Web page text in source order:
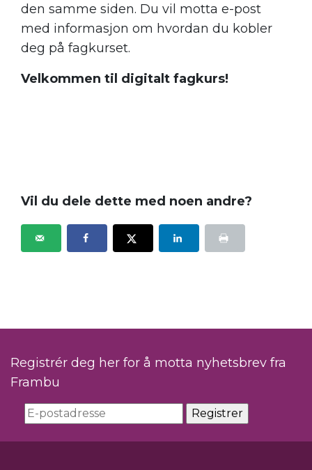
den samme siden. Du vil motta e-post
med informasjon om hvordan du kobler
deg på fagkurset.
Velkommen til digitalt fagkurs!
Vil du dele dette med noen andre?
Registrér deg her for å motta nyhetsbrev fra
Frambu